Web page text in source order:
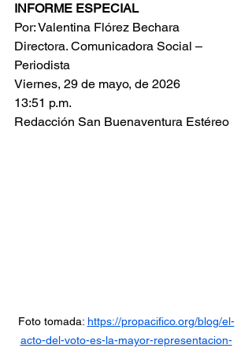
INFORME ESPECIAL
Por: Valentina Flórez Bechara
Directora. Comunicadora Social –
Periodista
Viernes, 29 de mayo, de 2026
13:51 p.m.
Redacción San Buenaventura Estéreo
Foto tomada: https://propacifico.org/blog/el-
acto-del-voto-es-la-mayor-representacion-